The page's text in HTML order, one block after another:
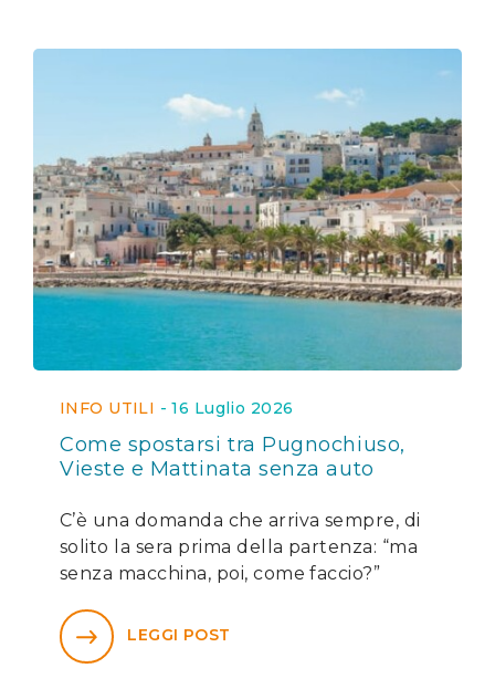
INFO UTILI -16 Luglio 2026
Come spostarsi tra Pugnochiuso,
Vieste e Mattinata senza auto
C’è una domanda che arriva sempre, di
solito la sera prima della partenza: “ma
senza macchina, poi, come faccio?”
LEGGI POST